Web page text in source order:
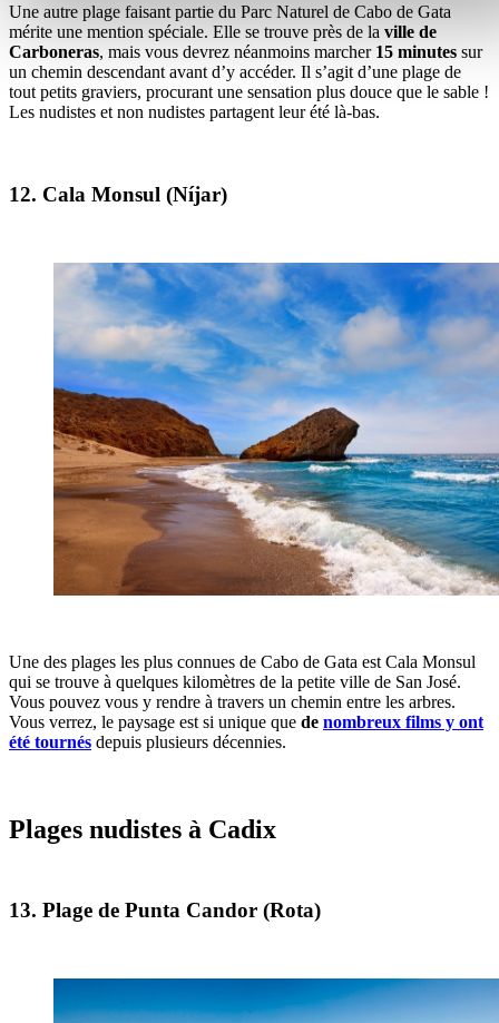
Une autre plage faisant partie du Parc Naturel de Cabo de Gata
mérite une mention spéciale. Elle se trouve près de la ville de
Carboneras, mais vous devrez néanmoins marcher 15 minutes sur
un chemin descendant avant d’y accéder. Il s’agit d’une plage de
tout petits graviers, procurant une sensation plus douce que le sable !
Les nudistes et non nudistes partagent leur été là-bas.
12. Cala Monsul (Níjar)
Une des plages les plus connues de Cabo de Gata est Cala Monsul
qui se trouve à quelques kilomètres de la petite ville de San José.
Vous pouvez vous y rendre à travers un chemin entre les arbres.
Vous verrez, le paysage est si unique que de nombreux films y ont
été tournés depuis plusieurs décennies.
Plages nudistes à Cadix
13. Plage de Punta Candor (Rota)